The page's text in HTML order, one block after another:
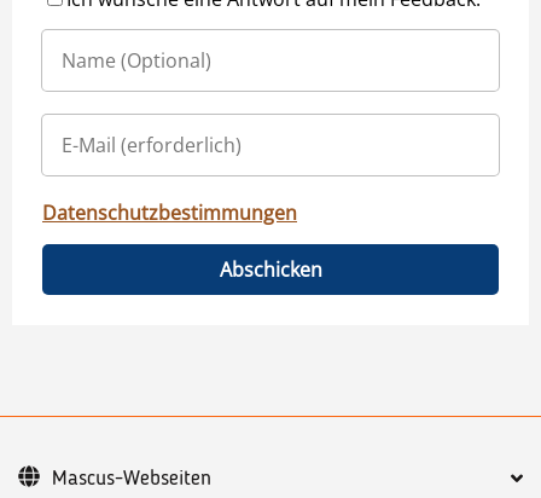
Datenschutzbestimmungen
Abschicken
Mascus-Webseiten